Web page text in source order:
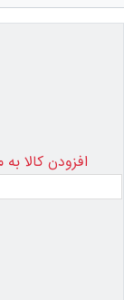
افزودن کالا